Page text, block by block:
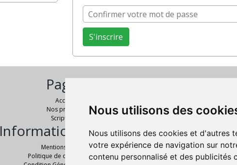
Nous utilisons des
Nous utilisons des cookies et d'autres
votre expérience de navigation sur
contenu personnalisé et des publicités
Pages
Accueil
Nos produits
Script PHP
Informations légales
Mentions Légales
Politique de confidentialité
Nous
de